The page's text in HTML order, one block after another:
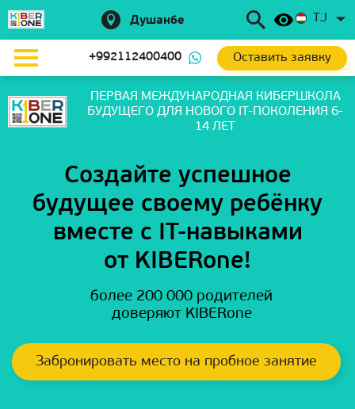
Душанбе TJ
+992112400400 Оставить заявку
ПЕРВАЯ МЕЖДУНАРОДНАЯ КИБЕРШКОЛА
БУДУЩЕГОДЛЯ НОВОГО IT-ПОКОЛЕНИЯ 6-
14 ЛЕТ
Создайте успешное
будущее своему ребёнку
вместе с IT-навыками
от KIBERone!
более 200 000 родителей
доверяют KIBERone
Забронировать место на пробное занятие